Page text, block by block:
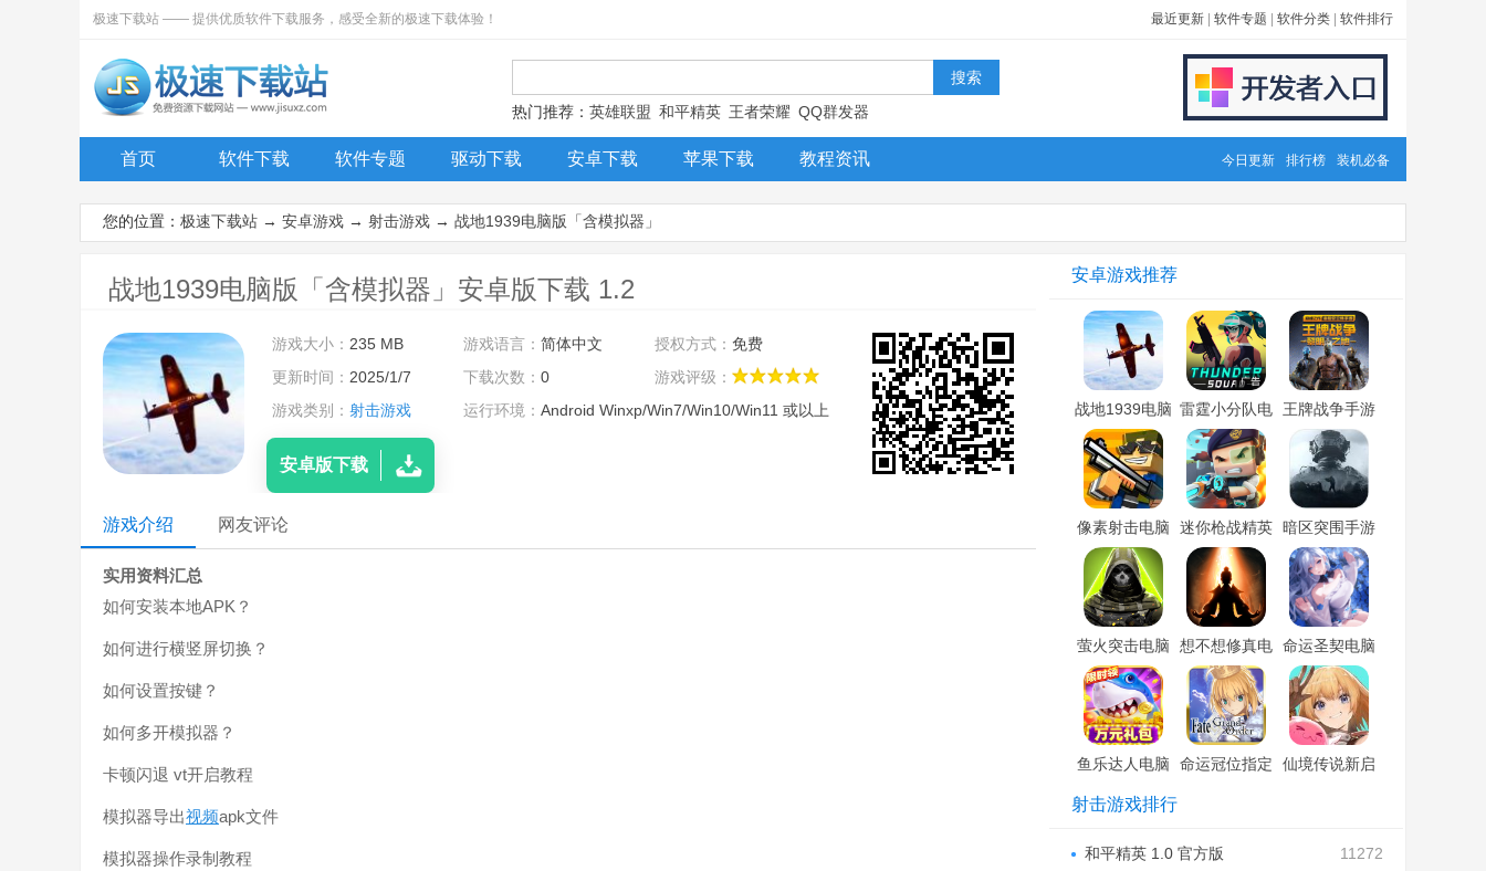
极速下载站 —— 提供优质软件下载服务，感受全新的极速下载体验！ 最近更新 软件专题 软件分类 软件排行
热门推荐： 英雄联盟 和平精英 王者荣耀 QQ群发器
首页 软件下载 软件专题 驱动下载 安卓下载 苹果下载 教程资讯 今日更新 排行榜 装机必备
您的位置： 极速下载站 → 安卓游戏 → 射击游戏 → 战地1939电脑版「含模拟器」
战地1939电脑版「含模拟器」安卓版下载 1.2
游戏大小： 235 MB 游戏语言：简体中文 授权方式：免费
更新时间： 2025/1/7 下载次数：0
游戏评级：
游戏类别： 射击游戏 运行环境：Android Winxp/Win7/Win10/Win11 或以上
安卓版下载
游戏介绍 网友评论
实用资料汇总
如何安装本地APK？
如何进行横竖屏切换？
如何设置按键？
如何多开模拟器？
卡顿闪退 vt开启教程
模拟器导出视频apk文件
模拟器操作录制教程
安卓游戏推荐
战地1939电脑
版「含模拟
器」
雷霆小分队电
脑版「含模拟
器」
王牌战争手游
电脑版「含模
拟器」
像素射击电脑
版「含模拟
器」
迷你枪战精英
电脑版「含模
拟器」
暗区突围手游
电脑版「含模
拟器」
萤火突击电脑
版「含模拟
器」
想不想修真电
脑版「含模拟
器」
命运圣契电脑
版「含模拟
器」
鱼乐达人电脑
版「含模拟
命运冠位指定
仙境传说新启
射击游戏排行
11272
和平精英 1.0 官方版